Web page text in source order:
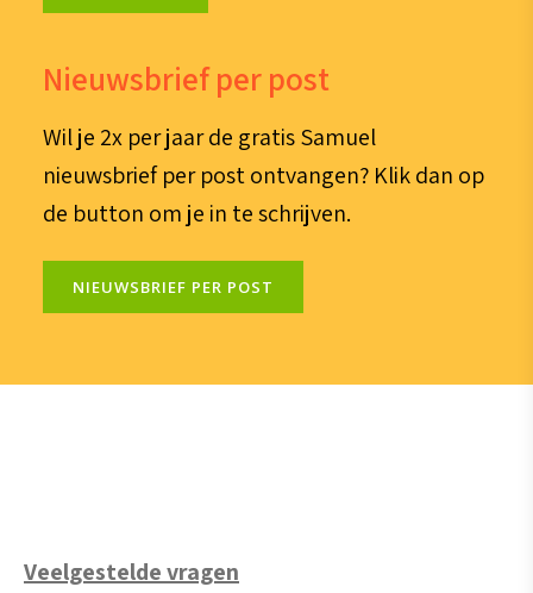
Nieuwsbrief per post
Wil je 2x per jaar de gratis Samuel
nieuwsbrief per post ontvangen? Klik dan op
de button om je in te schrijven.
NIEUWSBRIEF PER POST
Veelgestelde vragen